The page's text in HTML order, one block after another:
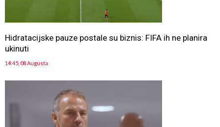
Hidratacijske pauze postale su biznis: FIFA ih ne planira
ukinuti
14:45, 08 Augusta